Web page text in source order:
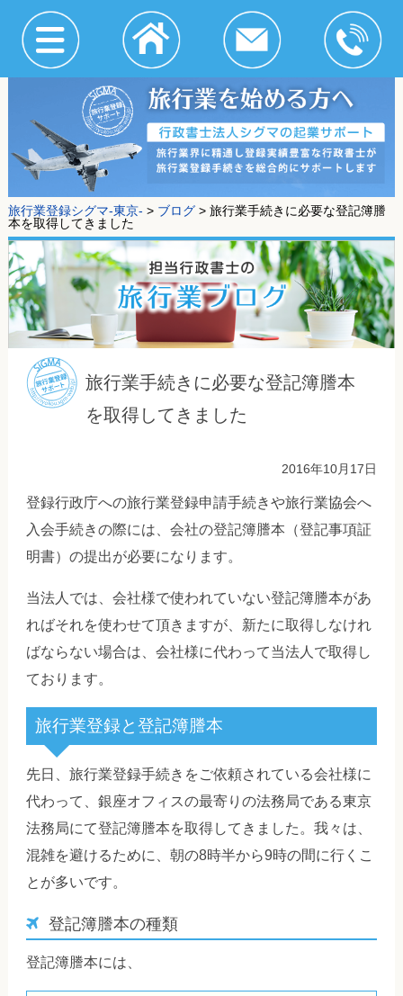
旅行業登録シグマ-東京- > ブログ> 旅行業手続きに必要な登記簿謄
本を取得してきました
旅行業手続きに必要な登記簿謄本
を取得してきました
2016年10月17日
登録行政庁への旅行業登録申請手続きや旅行業協会へ
入会手続きの際には、会社の登記簿謄本（登記事項証
明書）の提出が必要になります。
当法人では、会社様で使われていない登記簿謄本があ
ればそれを使わせて頂きますが、新たに取得しなけれ
ばならない場合は、会社様に代わって当法人で取得し
ております。
旅行業登録と登記簿謄本
先日、旅行業登録手続きをご依頼されている会社様に
代わって、銀座オフィスの最寄りの法務局である東京
法務局にて登記簿謄本を取得してきました。我々は、
混雑を避けるために、朝の8時半から9時の間に行くこ
とが多いです。
登記簿謄本の種類
登記簿謄本には、